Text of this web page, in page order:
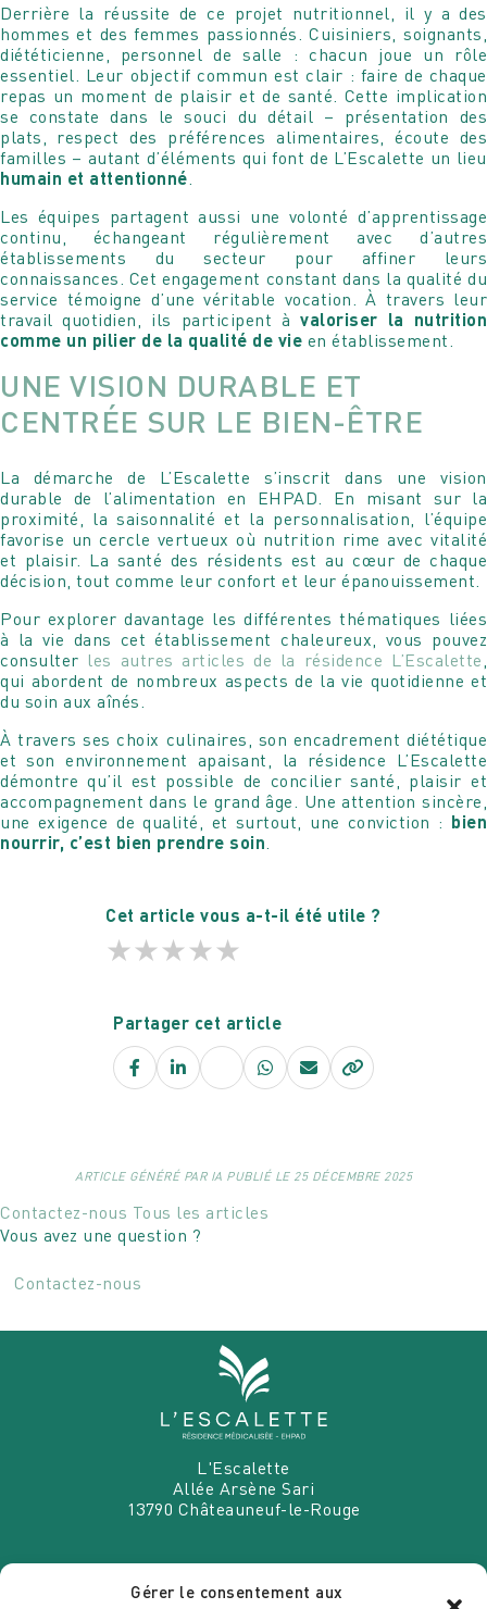
Gérer le consentement aux
Derrière la réussite de ce projet nutritionnel, il y a des
hommes et des femmes passionnés. Cuisiniers, soignants,
diététicienne, personnel de salle : chacun joue un rôle
essentiel. Leur objectif commun est clair : faire de chaque
repas un moment de plaisir et de santé. Cette implication
se constate dans le souci du détail – présentation des
plats, respect des préférences alimentaires, écoute des
familles – autant d’éléments qui font de L’Escalette un lieu
humain et attentionné
Les équipes partagent aussi une volonté d’apprentissage
continu, échangeant régulièrement avec d’autres
établissements du secteur pour affiner leurs
connaissances. Cet engagement constant dans la qualité du
service témoigne d’une véritable vocation. À travers leur
travail quotidien, ils participent àvaloriser la nutrition
comme un pilier de la qualité de vie en établissement.
UNE VISION DURABLE ET
CENTRÉE SUR LE BIEN-ÊTRE
La démarche de L’Escalette s’inscrit dans une vision
durable de l’alimentation en EHPAD. En misant sur la
proximité, la saisonnalité et la personnalisation, l’équipe
favorise un cercle vertueux où nutrition rime avec vitalité
et plaisir. La santé des résidents est au cœur de chaque
décision, tout comme leur confort et leur épanouissement.
Pour explorer davantage les différentes thématiques liées
à la vie dans cet établissement chaleureux, vous pouvez
consulter les autres articles de la résidence L’Escalette
qui abordent de nombreux aspects de la vie quotidienne et
du soin aux aînés.
À travers ses choix culinaires, son encadrement diététique
et son environnement apaisant, la résidence L’Escalette
démontre qu’il est possible de concilier santé, plaisir et
accompagnement dans le grand âge. Une attention sincère,
une exigence de qualité, et surtout, une conviction : bien
nourrir, c’est bien prendre soin
Cet article vous a-t-il été utile ?
★★★★★
Partager cet article
FacebookLinkedIn WhatsApp
E-
ARTICLE GÉNÉRÉ PAR IA PUBLIÉ LE 25 DÉCEMBRE 2025
Contactez-nous Tous les articles
Vous avez une question ?
Contactez-nous
L'Escalette
Allée Arsène Sari
13790 Châteauneuf-le-Rouge